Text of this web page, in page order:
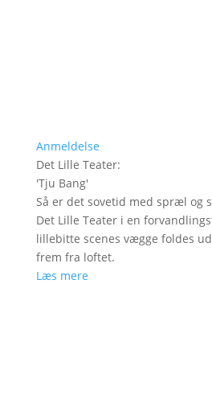
Anmeldelse
Det Lille Teater:
'Tju Bang'
Så er det sovetid med spræl og
Det Lille Teater i en
lillebitte scenes vægge foldes
frem fra loftet.
Læs mere